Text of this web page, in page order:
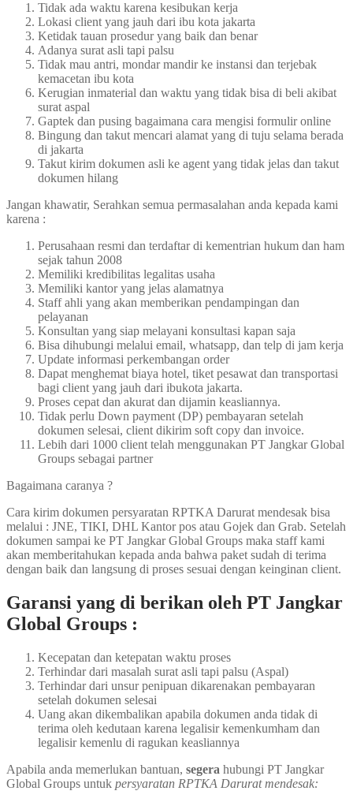
Tidak ada waktu karena kesibukan kerja
Lokasi client yang jauh dari ibu kota jakarta
Ketidak tauan prosedur yang baik dan benar
Adanya surat asli tapi palsu
Tidak mau antri, mondar mandir ke instansi dan terjebak
kemacetan ibu kota
Kerugian inmaterial dan waktu yang tidak bisa di beli akibat
surat aspal
Gaptek dan pusing bagaimana cara mengisi formulir online
Bingung dan takut mencari alamat yang di tuju selama berada
di jakarta
Takut kirim dokumen asli ke agent yang tidak jelas dan takut
dokumen hilang
Jangan khawatir, Serahkan semua permasalahan anda kepada kami
karena :
Perusahaan resmi dan terdaftar di kementrian hukum dan ham
sejak tahun 2008
Memiliki kredibilitas legalitas usaha
Memiliki kantor yang jelas alamatnya
Staff ahli yang akan memberikan pendampingan dan
pelayanan
Konsultan yang siap melayani konsultasi kapan saja
Bisa dihubungi melalui email, whatsapp, dan telp di jam kerja
Update informasi perkembangan order
Dapat menghemat biaya hotel, tiket pesawat dan transportasi
bagi client yang jauh dari ibukota jakarta.
Proses cepat dan akurat dan dijamin keasliannya.
Tidak perlu Down payment (DP) pembayaran setelah
dokumen selesai, client dikirim soft copy dan invoice.
Lebih dari 1000 client telah menggunakan PT Jangkar Global
Groups sebagai partner
Bagaimana caranya ?
Cara kirim dokumen persyaratan RPTKA Darurat mendesak bisa
melalui : JNE, TIKI, DHL Kantor pos atau Gojek dan Grab. Setelah
dokumen sampai ke PT Jangkar Global Groups maka staff kami
akan memberitahukan kepada anda bahwa paket sudah di terima
dengan baik dan langsung di proses sesuai dengan keinginan client.
Garansi yang di berikan oleh PT Jangkar
Global Groups :
Kecepatan dan ketepatan waktu proses
Terhindar dari masalah surat asli tapi palsu (Aspal)
Terhindar dari unsur penipuan dikarenakan pembayaran
setelah dokumen selesai
Uang akan dikembalikan apabila dokumen anda tidak di
terima oleh kedutaan karena legalisir kemenkumham dan
legalisir kemenlu di ragukan keasliannya
Apabila anda memerlukan bantuan, segera hubungi PT Jangkar
Global Groups untuk persyaratan RPTKA Darurat mendesak: